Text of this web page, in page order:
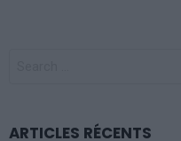
ARTICLES RÉCENTS